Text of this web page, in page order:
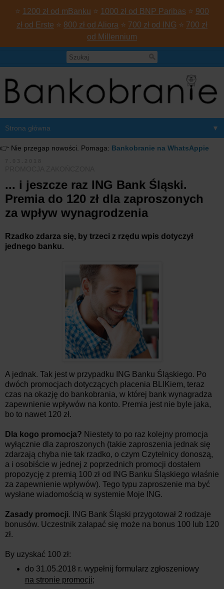
⭐ 1200 zł od mBanku ⭐ 1000 zł od BNP Paribas ⭐ 900
zł od Erste ⭐ 800 zł od Aliora ⭐ 700 zł od ING ⭐ 700 zł
od Millennium
▼
👉 Nie przegap nowości. Pomaga: Bankobranie na WhatsAppie
... i jeszcze raz ING Bank Śląski.
Premia do 120 zł dla zaproszonych
za wpływ wynagrodzenia
Rzadko zdarza się, by trzeci z rzędu wpis dotyczył
jednego banku.
A jednak. Tak jest w przypadku ING Banku Śląskiego. Po
dwóch promocjach dotyczących płacenia BLIKiem, teraz
czas na okazję do bankobrania, w której bank wynagradza
zapewnienie wpływów na konto. Premia jest nie byle jaka,
bo to nawet 120 zł.
Dla kogo promocja? Niestety to po raz kolejny promocja
wyłącznie dla zaproszonych (takie zaproszenia jednak się
zdarzają chyba nie tak rzadko, o czym Czytelnicy donoszą,
a i osobiście w jednej z poprzednich promocji dostałem
propozycję z premią 100 zł od ING Banku Śląskiego właśnie
za zapewnienie wpływów). Tego typu zaproszenie ma być
wysłane wiadomością w systemie Moje ING.
Zasady promocji. ING Bank Śląski przygotował 2 rodzaje
bonusów. Uczestnik załapać się może na bonus 100 lub 120
zł.
By uzyskać 100 zł:
do 31.05.2018 r. wypełnij formularz zgłoszeniowy
na stronie promocji;